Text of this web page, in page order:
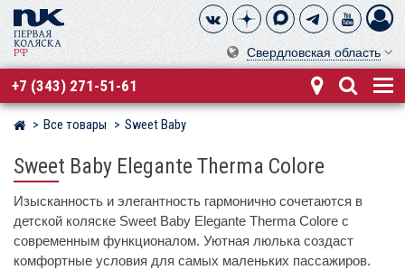
Свердловская область
+7 (343) 271-51-61
Магазин детских колясок
Все товары Sweet Baby
Sweet Baby Elegante Therma Colore
Изысканность и элегантность гармонично сочетаются в
детской коляске Sweet Baby Elegante Therma Colore с
современным функционалом. Уютная люлька создаст
комфортные условия для самых маленьких пассажиров.